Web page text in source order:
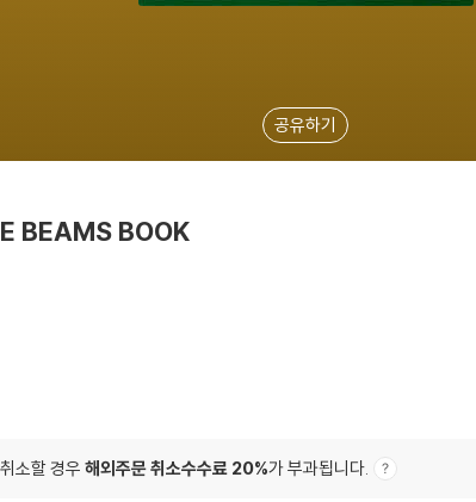
공유하기
BEAMS BOOK
소할 경우 해외주문 취소수수료 20%가 부과됩니다.